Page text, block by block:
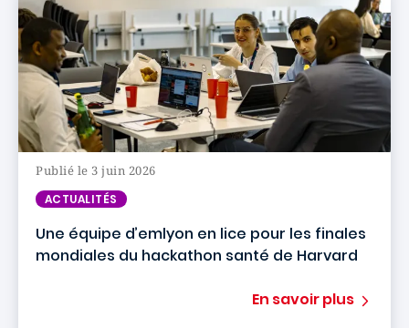
Publié le 3 juin 2026
ACTUALITÉS
Une équipe d’emlyon en lice pour les finales
mondiales du hackathon santé de Harvard
En savoir plus